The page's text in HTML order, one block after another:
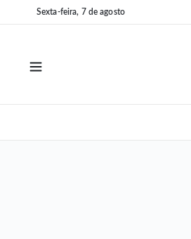
para
para
Sexta-feira, 7 de agosto